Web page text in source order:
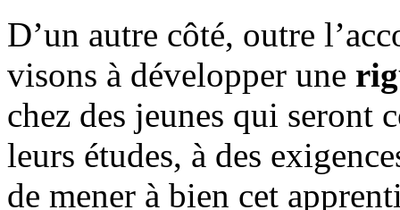
D’un autre côté, outre
visons à développer une
chez des jeunes qui seront
leurs études, à des
de mener à bien cet